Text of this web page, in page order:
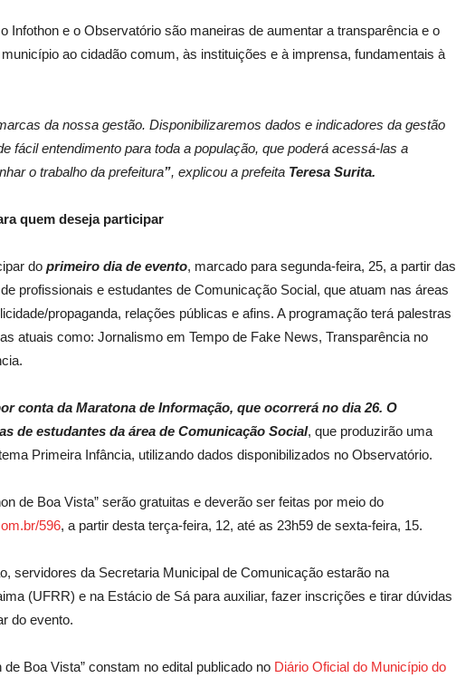
Infothon e o Observatório são maneiras de aumentar a transparência e o
ao cidadão comum, às instituições e à imprensa, fundamentais à
da nossa gestão. Disponibilizaremos dados e indicadores da gestão
fácil entendimento para toda a população, que poderá acessá-las a
o trabalho da prefeitura”, explicou a prefeita Teresa Surita.
quem deseja participar
do primeiro dia de evento, marcado para segunda-feira, 25, a partir das
profissionais e estudantes de Comunicação Social, que atuam nas áreas
propaganda, relações públicas e afins. A programação terá palestras
atuais como: Jornalismo em Tempo de Fake News, Transparência no
conta da Maratona de Informação, que ocorrerá no dia 26. O
de estudantes da área de Comunicação Social, que produzirão uma
Primeira Infância, utilizando dados disponibilizados no Observatório.
de Boa Vista” serão gratuitas e deverão ser feitas por meio do
596, a partir desta terça-feira, 12, até as 23h59 de sexta-feira, 15.
servidores da Secretaria Municipal de Comunicação estarão na
(UFRR) e na Estácio de Sá para auxiliar, fazer inscrições e tirar dúvidas
do evento.
de Boa Vista” constam no edital publicado no Diário Oficial do Município do